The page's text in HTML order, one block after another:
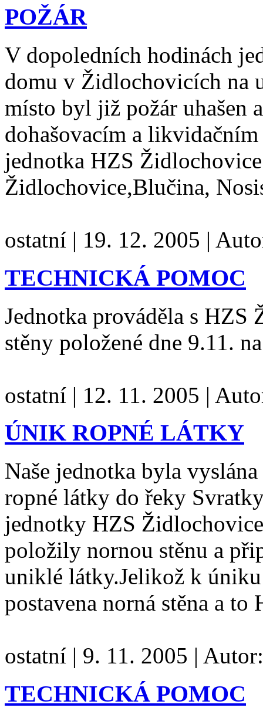
POŽÁR
V dopoledních hodinách
domu v Židlochovicích na
místo byl již požár uhašen
dohašovacím a likvidačním
jednotka HZS
Židlochovice,Blučina,
ostatní | 19. 12. 2005 |
TECHNICKÁ POMOC
Jednotka prováděla s HZS
stěny položené dne 9.11.
ostatní | 12. 11. 2005 |
ÚNIK ROPNÉ LÁTKY
Naše jednotka byla
ropné látky do řeky
jednotky HZS
položily nornou stěnu a
uniklé látky.Jelikož k
postavena norná stěna a
ostatní | 9. 11. 2005 |
TECHNICKÁ POMOC